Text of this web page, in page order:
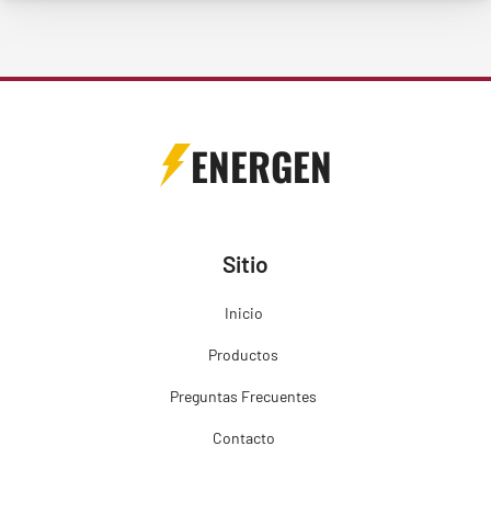
ENERGEN
Sitio
Inicio
Productos
Preguntas Frecuentes
Contacto